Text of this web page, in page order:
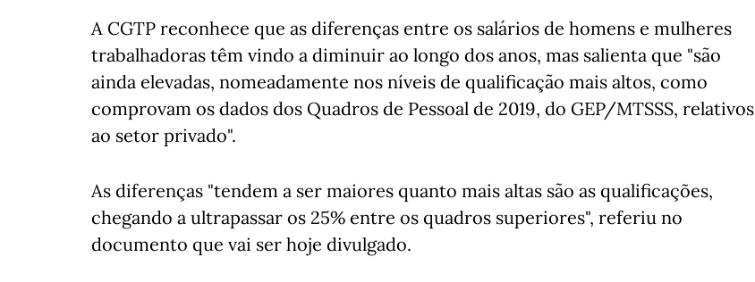
A CGTP reconhece que as diferenças entre os salários de homens e mulheres
trabalhadoras têm vindo a diminuir ao longo dos anos, mas salienta que "são
ainda elevadas, nomeadamente nos níveis de qualificação mais altos, como
comprovam os dados dos Quadros de Pessoal de 2019, do GEP/MTSSS, relativos
ao setor privado".
As diferenças "tendem a ser maiores quanto mais altas são as qualificações,
chegando a ultrapassar os 25% entre os quadros superiores", referiu no
documento que vai ser hoje divulgado.